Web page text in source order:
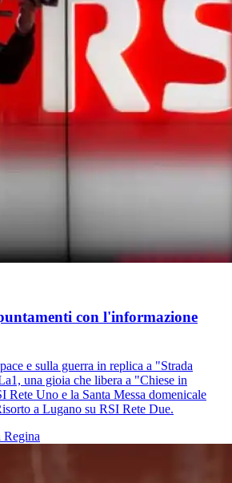
con l'informazione
e sulla guerra in replica a "Strada
una gioia che libera a "Chiese in
Rete Uno e la Santa Messa domenicale
a Lugano su RSI Rete Due.
Regina